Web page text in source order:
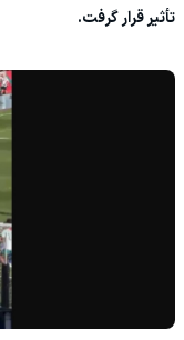
تأثیر قرار گرفت.